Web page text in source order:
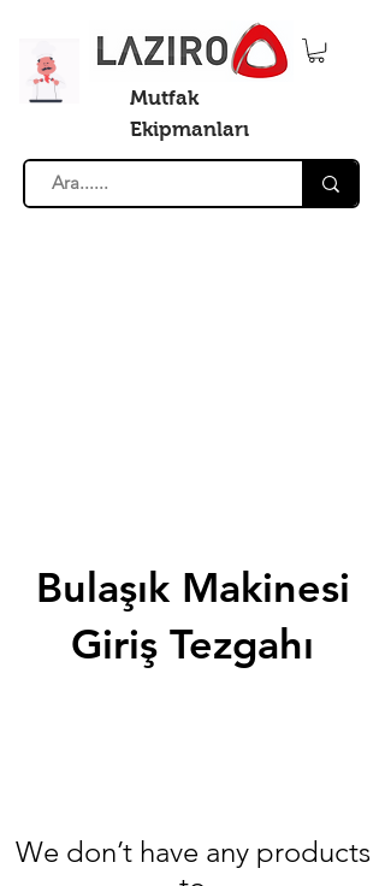
Mutfak
Ekipmanları
Bulaşık Makinesi
Giriş Tezgahı
We don’t have any products